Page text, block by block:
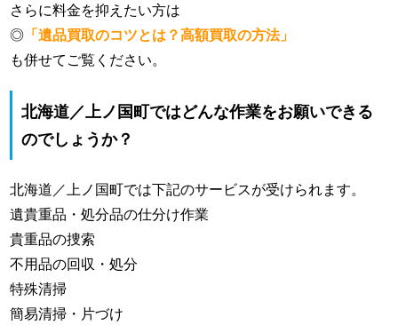
さらに料金を抑えたい方は
◎ 「遺品買取のコツとは？高額買取の方法」
も併せてご覧ください。
北海道／上ノ国町ではどんな作業をお願いできる
のでしょうか？
北海道／上ノ国町では下記のサービスが受けられます。
遺貴重品・処分品の仕分け作業
貴重品の捜索
不用品の回収・処分
特殊清掃
簡易清掃・片づけ